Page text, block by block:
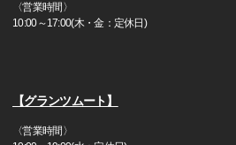
〈営業時間〉
10:00～17:00(木・金：定休日)
【グランツムート】
〈営業時間〉